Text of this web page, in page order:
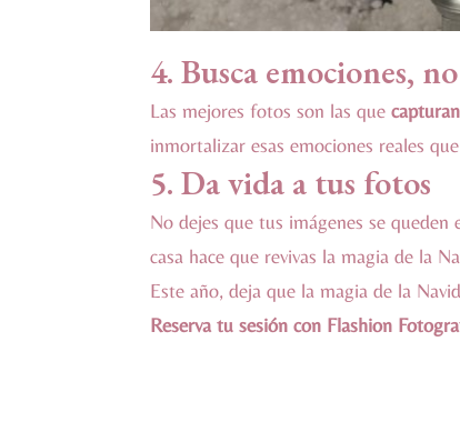
4. Busca emociones,
Las mejores fotos son las que
inmortalizar esas emociones reales
5. Da vida a tus fotos
No dejes que tus imágenes se queden
casa hace que revivas la magia de la
Este año, deja que la magia de la
Reserva tu sesión con Flashion